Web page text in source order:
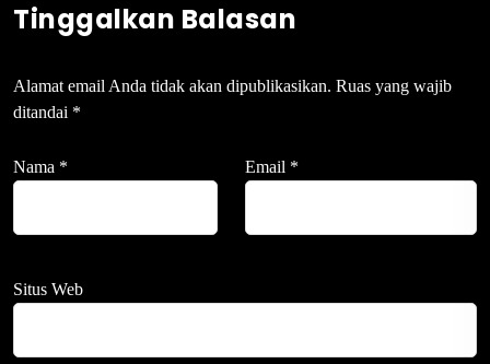
Tinggalkan Balasan
Alamat email Anda tidak akan dipublikasikan. Ruas yang wajib
ditandai *
Nama * Email *
Situs Web